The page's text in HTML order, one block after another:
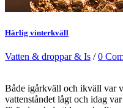
Härlig vinterkväll
Vatten & droppar & Is /0
Både igårkväll och ikväll var
vattenståndet lågt och idag